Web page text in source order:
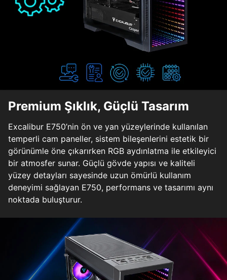
Premium Şıklık, Güçlü Tasarım
Excalibur E750’nin ön ve yan yüzeylerinde kullanılan
temperli cam paneller, sistem bileşenlerini estetik bir
görünümle öne çıkarırken RGB aydınlatma ile etkileyici
bir atmosfer sunar. Güçlü gövde yapısı ve kaliteli
yüzey detayları sayesinde uzun ömürlü kullanım
deneyimi sağlayan E750, performans ve tasarımı aynı
noktada buluşturur.